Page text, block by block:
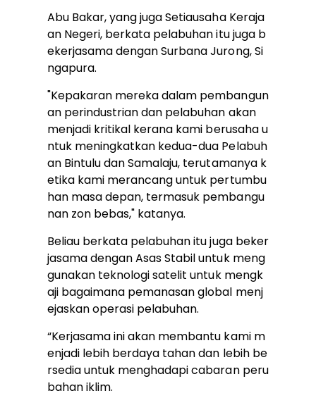
Abu Bakar, yang juga Setiausaha Keraja
an Negeri, berkata pelabuhan itu juga b
ekerjasama dengan Surbana Jurong, Si
ngapura.
"Kepakaran mereka dalam pembangun
an perindustrian dan pelabuhan akan
menjadi kritikal kerana kami berusaha u
ntuk meningkatkan kedua-dua Pelabuh
an Bintulu dan Samalaju, terutamanya k
etika kami merancang untuk pertumbu
han masa depan, termasuk pembangu
nan zon bebas," katanya.
Beliau berkata pelabuhan itu juga beker
jasama dengan Asas Stabil untuk meng
gunakan teknologi satelit untuk mengk
aji bagaimana pemanasan global menj
ejaskan operasi pelabuhan.
“Kerjasama ini akan membantu kami m
enjadi lebih berdaya tahan dan lebih be
rsedia untuk menghadapi cabaran peru
bahan iklim.